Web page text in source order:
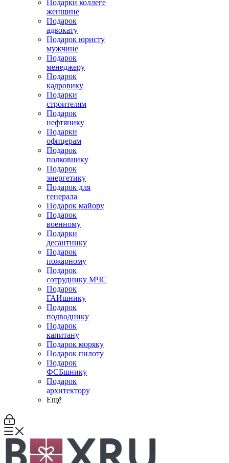
Подарки коллеге
женщине
Подарок
адвокату
Подарок юристу
мужчине
Подарок
менеджеру
Подарок
кадровику
Подарки
строителям
Подарок
нефтянику
Подарки
офицерам
Подарок
полковнику
Подарок
энергетику
Подарок для
генерала
Подарок майору
Подарок
военному
Подарки
десантнику
Подарок
пожарному
Подарок
сотруднику МЧС
Подарок
ГАИшнику
Подарок
подводнику
Подарок
капитану
Подарок моряку
Подарок пилоту
Подарок
ФСБшнику
Подарок
архитектору
Ещё